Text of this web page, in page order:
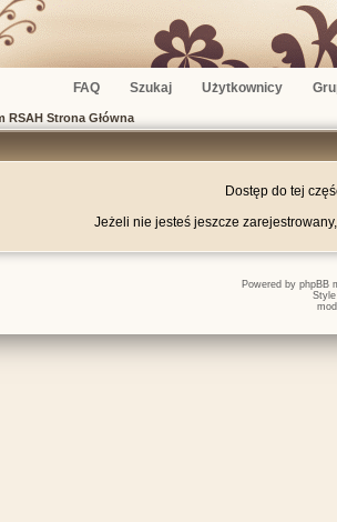
FAQ Szukaj Użytkownicy
RSAH Strona Główna
Dostęp do tej
Jeżeli nie jesteś jeszcze
Powered by phpBB